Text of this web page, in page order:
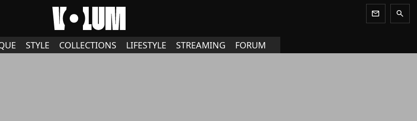
newsletter search
STYLE COLLECTIONS LIFESTYLE STREAMING FORUM